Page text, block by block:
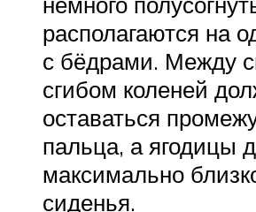
располагаются на
с бёдрами. Между
сгибом коленей
оставаться
пальца, а ягодицы
максимально
сиденья.